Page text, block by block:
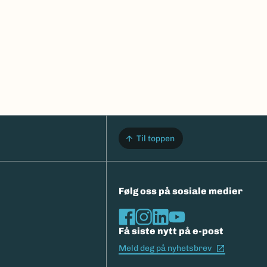
Til toppen
Følg oss på sosiale medier
Få siste nytt på e-post
Meld deg på nyhetsbrev